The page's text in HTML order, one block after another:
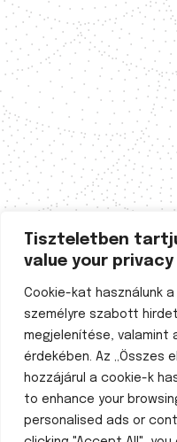
Tiszteletben
value your privacy
Cookie-kat használunk
személyre szabott
megjelenítése, valamint
érdekében. Az „Összes
hozzájárul a cookie-k
to enhance your
personalised ads or
A